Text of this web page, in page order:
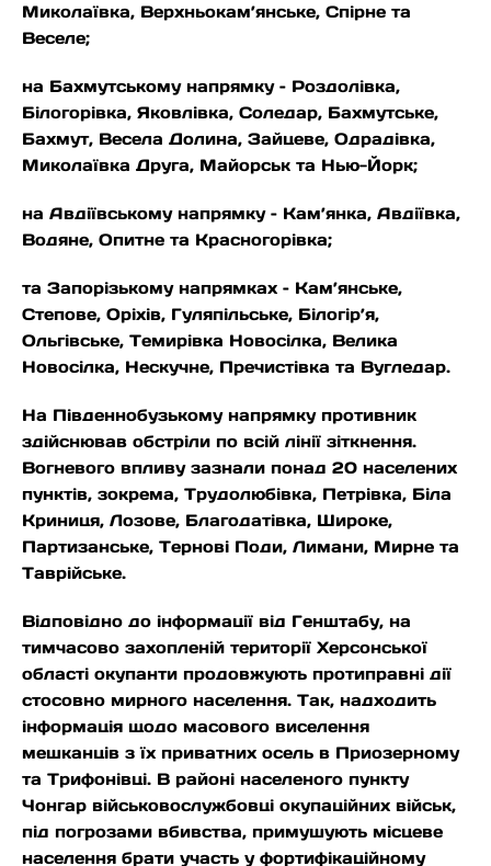
Миколаївка, Верхньокам’янське, Спірне та
Веселе;
на Бахмутському напрямку – Роздолівка,
Білогорівка, Яковлівка, Соледар, Бахмутське,
Бахмут, Весела Долина, Зайцеве, Одрадівка,
Миколаївка Друга, Майорськ та Нью-Йорк;
на Авдіївському напрямку – Кам’янка, Авдіївка,
Водяне, Опитне та Красногорівка;
та Запорізькому напрямках – Кам’янське,
Степове, Оріхів, Гуляпільське, Білогір’я,
Ольгівське, Темирівка Новосілка, Велика
Новосілка, Нескучне, Пречистівка та Вугледар.
На Південнобузькому напрямку противник
здійснював обстріли по всій лінії зіткнення.
Вогневого впливу зазнали понад 20 населених
пунктів, зокрема, Трудолюбівка, Петрівка, Біла
Криниця, Лозове, Благодатівка, Широке,
Партизанське, Тернові Поди, Лимани, Мирне та
Таврійське.
Відповідно до інформації від Генштабу, на
тимчасово захопленій території Херсонської
області окупанти продовжують протиправні дії
стосовно мирного населення. Так, надходить
інформація щодо масового виселення
мешканців з їх приватних осель в Приозерному
та Трифонівці. В районі населеного пункту
Чонгар військовослужбовці окупаційних військ,
під погрозами вбивства, примушують місцеве
населення брати участь у фортифікаційному